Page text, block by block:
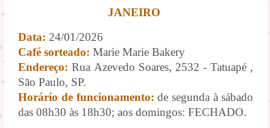
JANEIRO
Data: 24/01/2026
Café sorteado: Marie Marie Bakery
Endereço: Rua Azevedo Soares, 2532 - Tatuapé ,
São Paulo, SP.
Horário de funcionamento: de segunda à sábado
das 08h30 às 18h30; aos domingos: FECHADO.